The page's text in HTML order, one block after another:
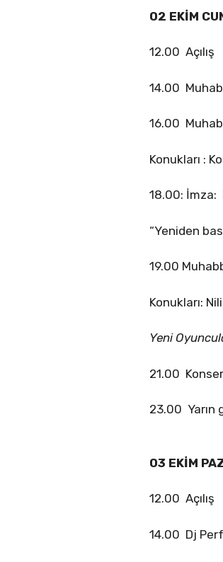
02 EKİM
12.00 Açılış
14.00
16.00
Konukları :
18.00: İmza:
“Yeniden
19.00
Konukları:
Yeni
21.00
23.00 Yarın
03 EKİM
12.00 Açılış
14.00 Dj